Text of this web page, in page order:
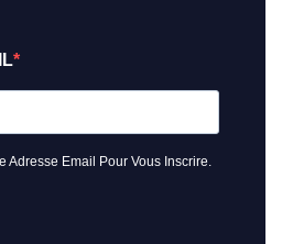
Adresse Email Pour Vous Inscrire.